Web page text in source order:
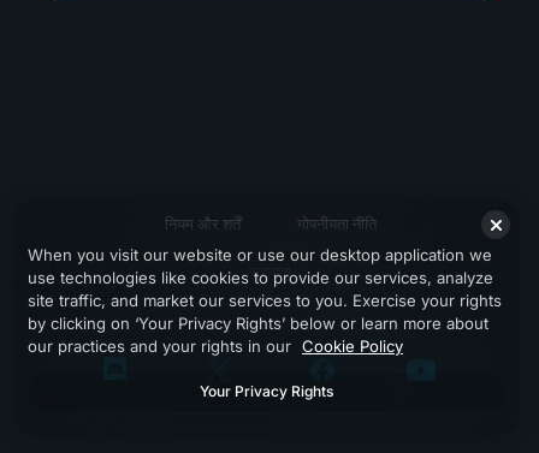
नियम और शर्तें गोपनीयता नीति
सहायता
When you visit our website or use our desktop application we
use technologies like cookies to provide our services, analyze
site traffic, and market our services to you. Exercise your rights
by clicking on ‘Your Privacy Rights’ below or learn more about
our practices and your rights in our Cookie Policy
Your Privacy Rights